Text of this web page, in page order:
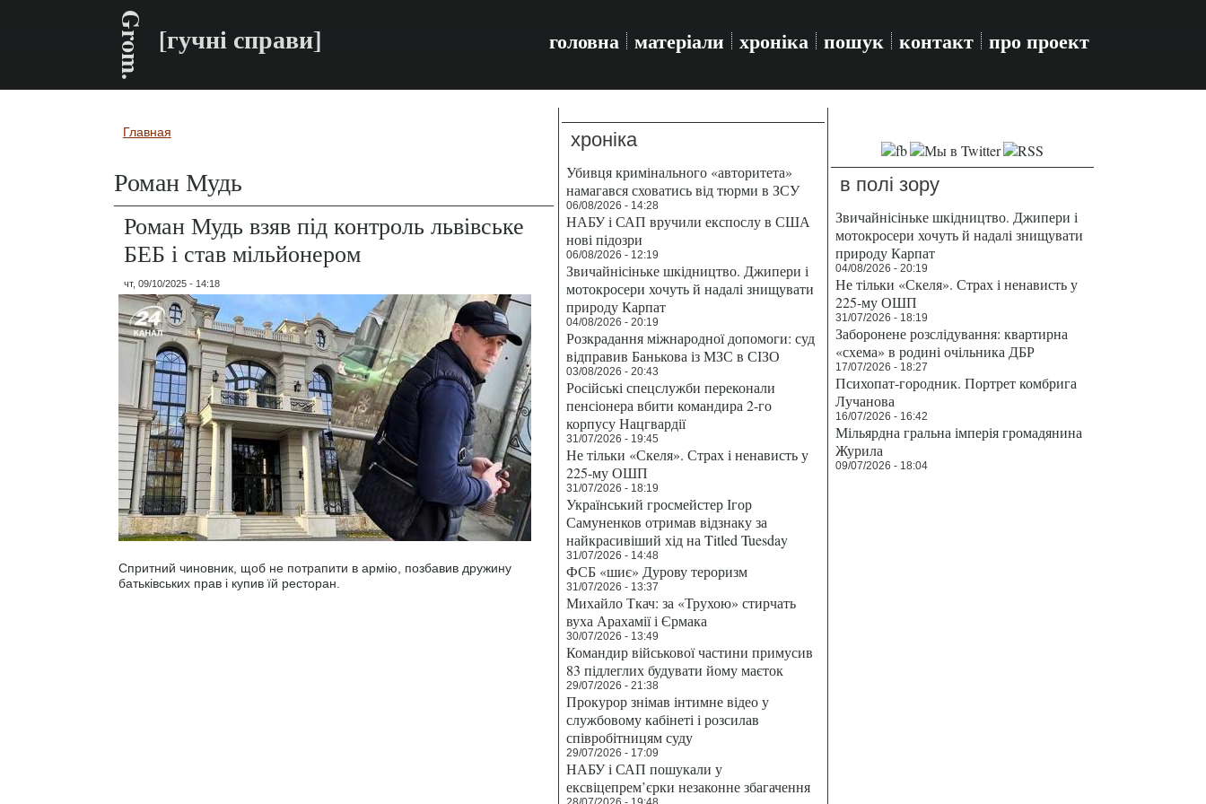
Grom. [гучні справи] головна матеріали хроніка пошук контакт про проект
Вы здесь
Главная
Роман Мудь
Роман Мудь взяв під контроль львівське
БЕБ і став мільйонером
чт, 09/10/2025 - 14:18
Спритний чиновник, щоб не потрапити в армію, позбавив дружину
батьківських прав і купив їй ресторан.
хроніка
Убивця кримінального «авторитета»
намагався сховатись від тюрми в ЗСУ
06/08/2026 - 14:28
НАБУ і САП вручили експослу в США
нові підозри
06/08/2026 - 12:19
Звичайнісіньке шкідництво. Джипери і
мотокросери хочуть й надалі знищувати
природу Карпат
04/08/2026 - 20:19
Розкрадання міжнародної допомоги: суд
відправив Банькова із МЗС в СІЗО
03/08/2026 - 20:43
Російські спецслужби переконали
пенсіонера вбити командира 2-го
корпусу Нацгвардії
31/07/2026 - 19:45
Не тільки «Скеля». Страх і ненависть у
225-му ОШП
31/07/2026 - 18:19
Український гросмейстер Ігор
Самуненков отримав відзнаку за
найкрасивіший хід на Titled Tuesday
31/07/2026 - 14:48
ФСБ «шиє» Дурову тероризм
31/07/2026 - 13:37
Михайло Ткач: за «Трухою» стирчать
вуха Арахамії і Єрмака
30/07/2026 - 13:49
Командир військової частини примусив
83 підлеглих будувати йому маєток
29/07/2026 - 21:38
Прокурор знімав інтимне відео у
службовому кабінеті і розсилав
співробітницям суду
29/07/2026 - 17:09
НАБУ і САП пошукали у
ексвіцепрем’єрки незаконне збагачення
в полі зору
Звичайнісіньке шкідництво. Джипери і
мотокросери хочуть й надалі знищувати
природу Карпат
04/08/2026 - 20:19
Не тільки «Скеля». Страх і ненависть у
225-му ОШП
31/07/2026 - 18:19
Заборонене розслідування: квартирна
«схема» в родині очільника ДБР
17/07/2026 - 18:27
Психопат-городник. Портрет комбрига
Лучанова
16/07/2026 - 16:42
Мільярдна гральна імперія громадянина
Журила
09/07/2026 - 18:04